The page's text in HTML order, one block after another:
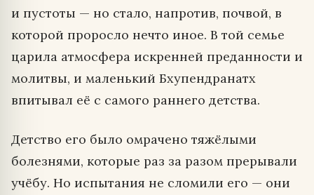
и пустоты — но стало, напротив, почвой, в
которой проросло нечто иное. В той семье
царила атмосфера искренней преданности и
молитвы, и маленький Бхупендранатх
впитывал её с самого раннего детства.
Детство его было омрачено тяжёлыми
болезнями, которые раз за разом прерывали
учёбу. Но испытания не сломили его — они